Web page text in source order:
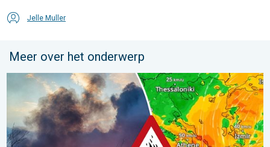
Jelle Muller
Meer over het onderwerp
Ook in Zuidoost-Europa woeden bosbranden. Hitte en veel